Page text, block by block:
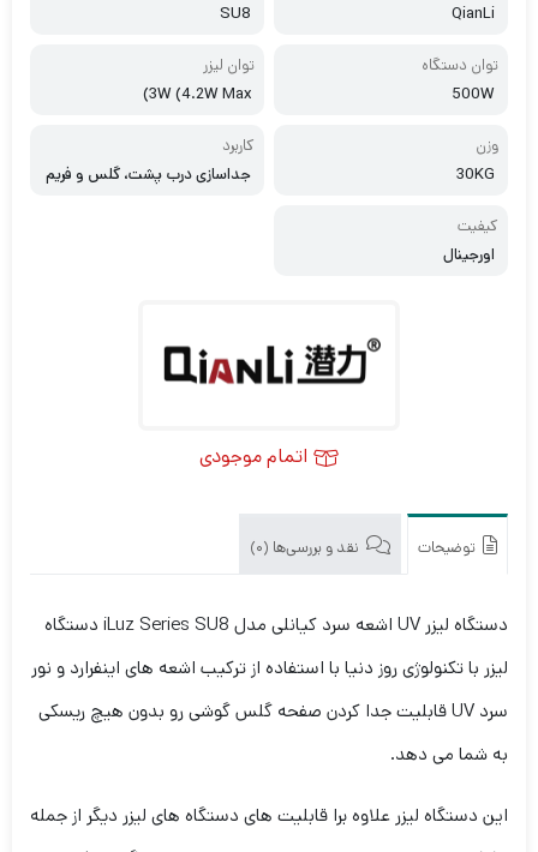
QianLi
SU8
توان دستگاه
500W
توان لیزر
3W (4.2W Max)
وزن
30KG
کاربرد
جداسازی درب پشت، گلس و فریم
کیفیت
اورجینال
اتمام موجودی
توضیحات نقد و بررسی‌ها (0)
دستگاه لیزر UV اشعه سرد کیانلی مدل iLuz Series SU8 دستگاه
لیزر با تکنولوژی روز دنیا با استفاده از ترکیب اشعه های اینفرارد و نور
سرد UV قابلیت جدا کردن صفحه گلس گوشی رو بدون هیچ ریسکی
به شما می دهد.
این دستگاه لیزر علاوه برا قابلیت های دستگاه های لیزر دیگر از جمله